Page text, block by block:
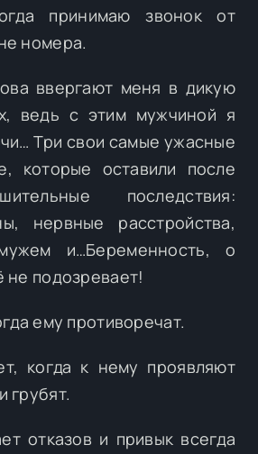
принимаю звонок от
номера.
ввергают меня в дикую
ведь с этим мужчиной я
Три свои самые ужасные
которые оставили после
последствия:
нервные расстройства,
и…Беременность, о
не подозревает!
ему противоречат.
когда к нему проявляют
грубят.
отказов и привык всегда